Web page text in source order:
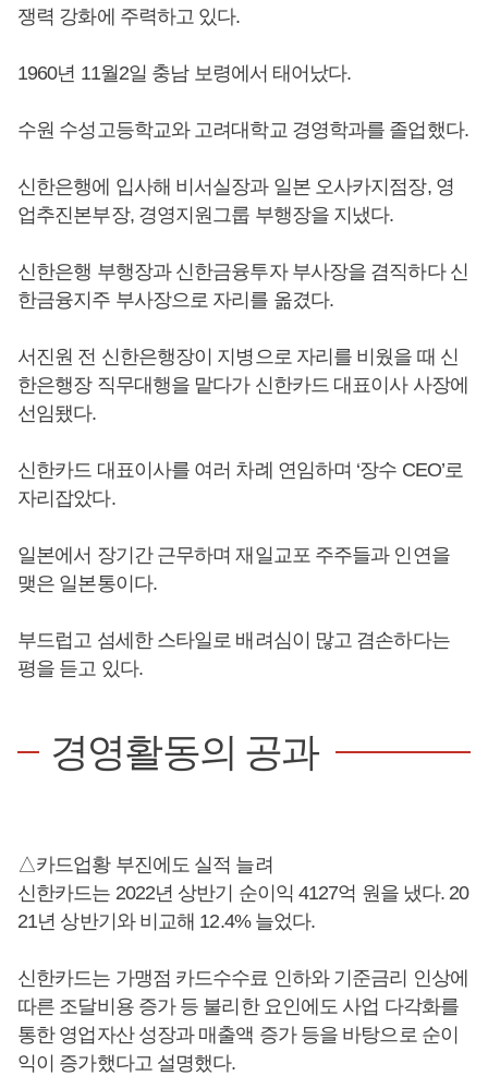
쟁력 강화에 주력하고 있다.
1960년 11월2일 충남 보령에서 태어났다.
수원 수성고등학교와 고려대학교 경영학과를 졸업했다.
신한은행에 입사해 비서실장과 일본 오사카지점장, 영
업추진본부장, 경영지원그룹 부행장을 지냈다.
신한은행 부행장과 신한금융투자 부사장을 겸직하다 신
한금융지주 부사장으로 자리를 옮겼다.
서진원 전 신한은행장이 지병으로 자리를 비웠을 때 신
한은행장 직무대행을 맡다가 신한카드 대표이사 사장에
선임됐다.
신한카드 대표이사를 여러 차례 연임하며 ‘장수 CEO’로
자리잡았다.
일본에서 장기간 근무하며 재일교포 주주들과 인연을
맺은 일본통이다.
부드럽고 섬세한 스타일로 배려심이 많고 겸손하다는
평을 듣고 있다.
경영활동의 공과
△카드업황 부진에도 실적 늘려
신한카드는 2022년 상반기 순이익 4127억 원을 냈다. 20
21년 상반기와 비교해 12.4% 늘었다.
신한카드는 가맹점 카드수수료 인하와 기준금리 인상에
따른 조달비용 증가 등 불리한 요인에도 사업 다각화를
통한 영업자산 성장과 매출액 증가 등을 바탕으로 순이
익이 증가했다고 설명했다.